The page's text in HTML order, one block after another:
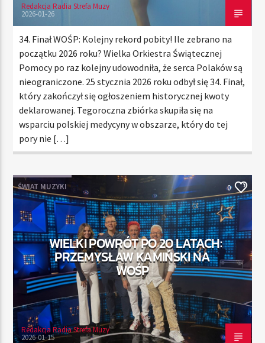
Redakcja Radia Strefa Muzy
2026-01-26
34. Finał WOŚP: Kolejny rekord pobity! Ile zebrano na
początku 2026 roku? Wielka Orkiestra Świątecznej
Pomocy po raz kolejny udowodniła, że serca Polaków są
nieograniczone. 25 stycznia 2026 roku odbył się 34. Finał,
który zakończył się ogłoszeniem historycznej kwoty
deklarowanej. Tegoroczna zbiórka skupiła się na
wsparciu polskiej medycyny w obszarze, który do tej
pory nie […]
ŚWIAT MUZYKI 0
WIELKI POWRÓT PO 20 LATACH:
PRZEMYSŁAW KAMIŃSKI NA
WOŚP
Redakcja Radia Strefa Muzy
2026-01-15